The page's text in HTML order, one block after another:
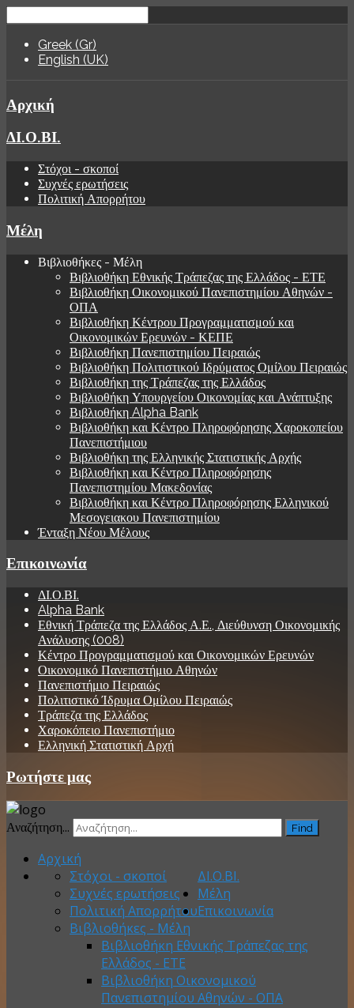
Greek (Gr)
English (UK)
Αρχική
ΔΙ.Ο.ΒΙ.
Στόχοι - σκοποί
Συχνές ερωτήσεις
Πολιτική Απορρήτου
Μέλη
Βιβλιοθήκες - Μέλη
Βιβλιοθήκη Εθνικής Τράπεζας της Ελλάδος - ΕΤΕ
Βιβλιοθήκη Οικονομικού Πανεπιστημίου Αθηνών -
ΟΠΑ
Βιβλιοθήκη Κέντρου Προγραμματισμού και
Οικονομικών Ερευνών - ΚΕΠΕ
Βιβλιοθήκη Πανεπιστημίου Πειραιώς
Βιβλιοθήκη Πολιτιστικού Ιδρύματος Ομίλου Πειραιώς
Βιβλιοθήκη της Τράπεζας της Ελλάδος
Βιβλιοθήκη Υπουργείου Οικονομίας και Ανάπτυξης
Βιβλιοθήκη Alpha Bank
Βιβλιοθήκη και Κέντρο Πληροφόρησης Χαροκοπείου
Πανεπιστήμιου
Βιβλιοθήκη της Ελληνικής Στατιστικής Αρχής
Βιβλιοθήκη και Κέντρο Πληροφόρησης
Πανεπιστημίου Μακεδονίας
Βιβλιοθήκη και Κέντρο Πληροφόρησης Ελληνικού
Μεσογειακου Πανεπιστημίου
Ένταξη Νέου Μέλους
Επικοινωνία
ΔΙ.Ο.ΒΙ.
Alpha Bank
Εθνική Τράπεζα της Ελλάδος Α.Ε., Διεύθυνση Οικονομικής
Ανάλυσης (008)
Κέντρο Προγραμματισμού και Οικονομικών Ερευνών
Οικονομικό Πανεπιστήμιο Αθηνών
Πανεπιστήμιο Πειραιώς
Πολιτιστικό Ίδρυμα Ομίλου Πειραιώς
Τράπεζα της Ελλάδος
Χαροκόπειο Πανεπιστήμιο
Ελληνική Στατιστική Αρχή
Ρωτήστε μας
Αναζήτηση... Find
Αρχική
ΔΙ.Ο.ΒΙ.
Στόχοι - σκοποί
Συχνές ερωτήσεις
Πολιτική Απορρήτου
Μέλη
Βιβλιοθήκες - Μέλη
Βιβλιοθήκη Εθνικής Τράπεζας της
Ελλάδος - ΕΤΕ
Βιβλιοθήκη Οικονομικού
Πανεπιστημίου Αθηνών - ΟΠΑ
Επικοινωνία